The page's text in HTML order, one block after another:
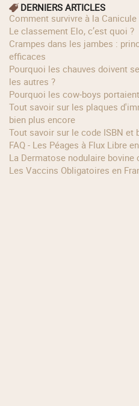
DERNIERS ARTICLES
Comment survivre à la Canicule
Le classement Elo, c’est quoi ?
Crampes dans les jambes : principales causes et solutions
efficaces
Pourquoi les chauves doivent se méfier du soleil bien plus que
les autres ?
Pourquoi les cow‑boys
Tout savoir sur les plaques d'immatriculation françaises et
bien plus encore
Tout savoir sur le code ISBN
FAQ - Les Péages à Flux Libre
La Dermatose nodulaire
Les Vaccins Obligatoires en